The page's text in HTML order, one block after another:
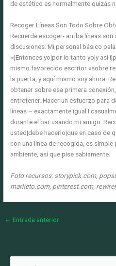
de estético es normalmente quizás
Recoger Líneas Son Todo Sobre
Recuerde escoger- arriba líneas
discusiones. Mi personal básico
«{Entonces yo|por lo tanto yo|y así
mismo favorecido escritor «sobre
la puerta, y aquí mismo soy ahora.
obtener sobre esa primera
entretener. Hacer un esfuerzo para
líneas – exactamente igual I
durante el bar usando mi amigo.
usted|debe hacerlo|que en caso de
con una línea de recogida, es
ambiente, así que pise sabiamente.
Foto recursos: storypick.com,
marketo.com, pinterest.com,
← Entrada anterior